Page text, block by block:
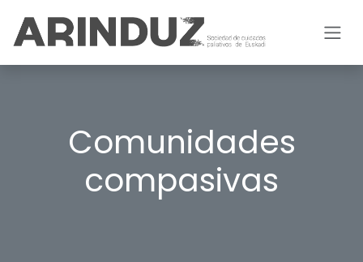
Comunidades
compasivas